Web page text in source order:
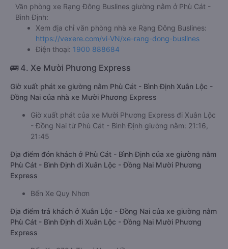
dịp Lễ, Tết cao điểm
Thông tin liên hệ
Văn phòng xe Rạng Đông Buslines giường nằm ở Phù Cát -
Bình Định:
Xem địa chỉ văn phòng nhà xe Rạng Đông Buslines:
https://vexere.com/vi-VN/xe-rang-dong-buslines
Điện thoại:1900 888684
🚌 4. Xe Mười Phương Express
Giờ xuất phát xe giường nằm Phù Cát - Bình Định Xuân Lộc -
Đồng Nai của nhà xe Mười Phương Express
Giờ xuất phát của xe Mười Phương Express đi Xuân Lộc
- Đồng Nai từ Phù Cát - Bình Định giường nằm: 21:16,
21:45
Địa điểm đón khách ở Phù Cát - Bình Định của xe giường nằm
Express
Bến Xe Quy Nhơn